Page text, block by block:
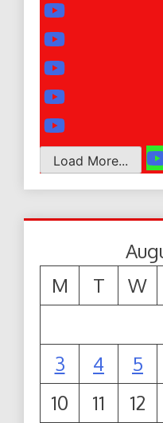
Load More...
M
T W
3
4 5
10
11 12